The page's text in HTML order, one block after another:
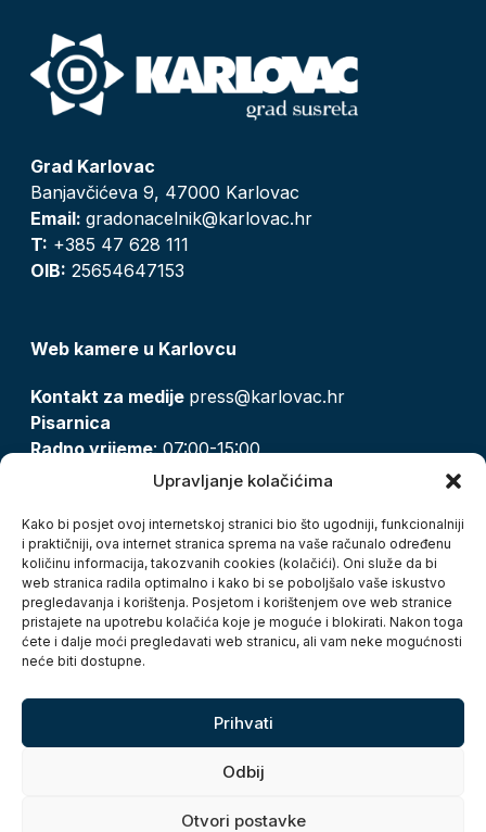
Upravljanje kolačićima
Kako bi posjet ovoj internetskoj stranici bio što ugodniji, funkcionalniji
i praktičniji, ova internet stranica sprema na vaše računalo određenu
količinu informacija, takozvanih cookies (kolačići). Oni služe da bi
web stranica radila optimalno i kako bi se poboljšalo vaše iskustvo
pregledavanja i korištenja. Posjetom i korištenjem ove web stranice
pristajete na upotrebu kolačića koje je moguće i blokirati. Nakon toga
ćete i dalje moći pregledavati web stranicu, ali vam neke mogućnosti
neće biti dostupne.
Prihvati
Odbij
Otvori postavke
Grad Karlovac
Banjavčićeva 9, 47000 Karlovac
Email: gradonacelnik@karlovac.hr
T: +385 47 628 111
OIB: 25654647153
Web kamere u Karlovcu
Kontakt za medije press@karlovac.hr
Pisarnica
Radno vrijeme: 07:00-15:00
pisarnica@karlovac.hr
Zaštita osobnih podataka
Pristup informacijama
Kolačići
Izjava o pristupačnosti
Turistička zajednica grada Karlovca